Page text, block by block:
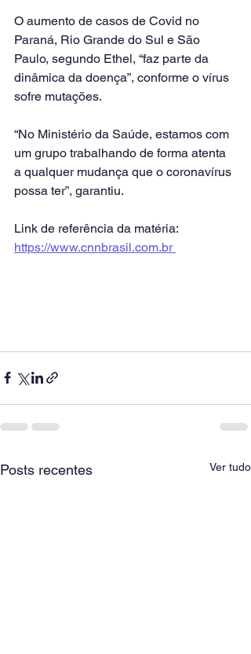
O aumento de casos de Covid no
Paraná, Rio Grande do Sul e São
Paulo, segundo Ethel, “faz parte da
dinâmica da doença”, conforme o vírus
sofre mutações.
“No Ministério da Saúde, estamos com
um grupo trabalhando de forma atenta
a qualquer mudança que o coronavírus
possa ter”, garantiu.
Link de referência da matéria:
https://www.cnnbrasil.com.br
Posts recentes Ver tudo